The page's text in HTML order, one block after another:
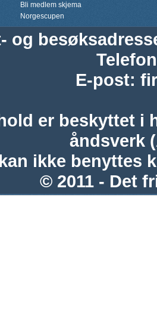
Bli medlem skjema
Norgescupen
og
Telefon
E-post:
er beskyttet i
åndsverk
ikke benyttes
© 2011 - Det